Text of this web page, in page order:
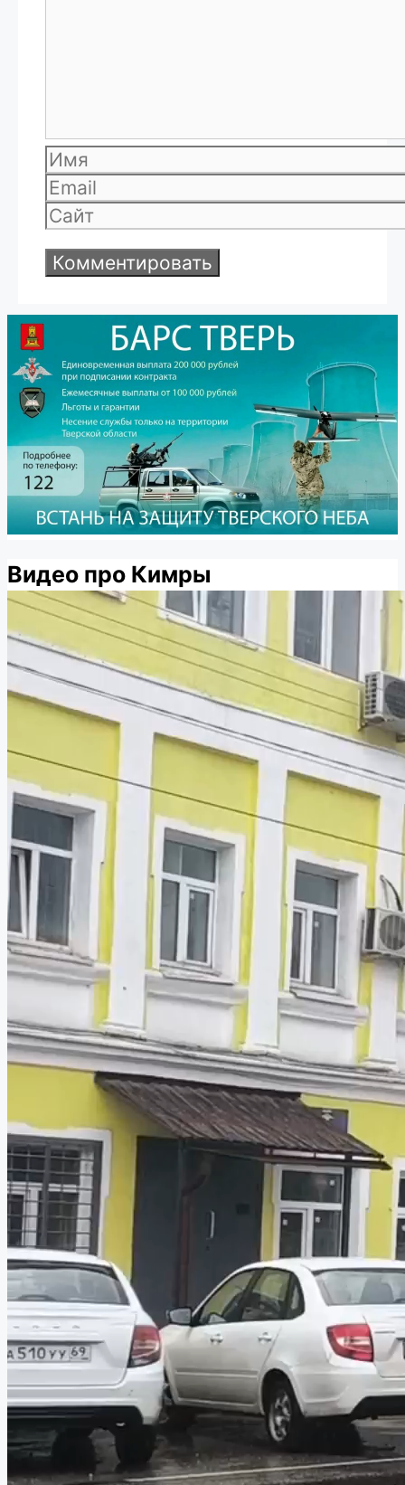
Имя
Email
Сайт
Видео про Кимры